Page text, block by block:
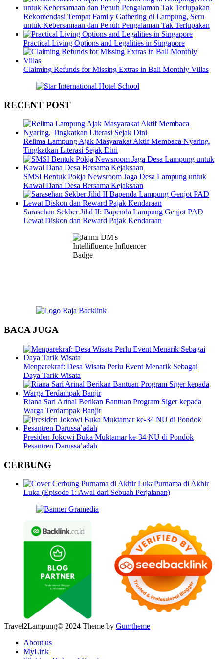
Rekomendasi Tempat Family Gathering di Lampung, Seru
untuk Kebersamaan dan Penuh Pengalaman Tak Terlupakan
Practical Living Options and Legalities in Singapore
Claiming Refunds for Missing Extras in Bali Monthly Villas
RECENT POST
Relima Lampung Ajak Masyarakat Aktif Membaca Nyaring,
Tingkatkan Literasi Sejak Dini
SMSI Bentuk Pokja Newsroom Jaga Desa Lampung untuk
Kawal Dana Desa Bersama Kejaksaan
Sarasehan Sekber Jilid II: Bapenda Lampung Genjot PAD
Lewat Diskon dan Reward Pajak Kendaraan
BACA JUGA
Menparekraf: Desa Wisata Perlu Event Menarik Sebagai
Daya Tarik Wisata
Riana Sari Arinal Berikan Bantuan Program Siger kepada
Warga Terdampak Banjir
Presiden Jokowi Buka Muktamar ke-34 NU di Pondok
Pesantren Darussa’adah
CERBUNG
Purnama di Akhir
Luka (Episode 1: Awal dari Sebuah Perjalanan)
Travel2Lampung© 2024 Theme by Gumtheme
About us
MyLink